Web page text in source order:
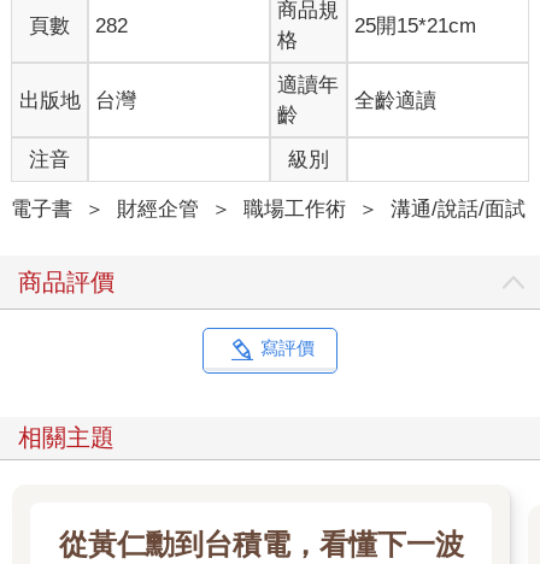
不過，呼吸同時也代表另外一件事。近十年來，「我不能呼吸」
一直是黑人控訴警察不當執法的口號，提醒了大家脆弱的氣管──
或人類──多麼容易遭受不當對待。當新冠疫情來襲，「我不能呼
吸」的哭訴聲，透過人類使用的各種語言，在世界各地的醫院中
迴盪。為了避免生病，我們把自己與他人隔離開來，手住鼻子和
嘴巴，避免自己的氣息擴散。聚集在公共場所，讓彼此的願望和
靈感相互融合，成為一件危險的事。在美國封城的第一個週末，
我記得自己坐在床上，拚命閱讀新聞，換氣過度，腦中想著，上
刻，留意自己的呼吸不再是件小事。原本呼吸是件再簡單不過的
事，有點像眨眼，會自動發生。但在風險變高時，呼吸卻變成最
困難的事，因為透過呼吸，你會釋放出內在的感覺或想法，但卻
從來都不曾無條件歡迎我們的感受或想法。我們一直受到威脅、
看法，得先刪除數千年來「誰有資格公開發言、應該如何發言」
的教條，打破由來已久的迷思。
頁數 282
商品規
格
25開15*21cm
出版地 台灣
適讀年
齡
全齡適讀
注音 級別
電子書 ＞ 財經企管 ＞ 職場工作術 ＞ 溝通/說話/面試
商品評價
寫評價
相關主題
從黃仁勳到台積電，看懂下一波